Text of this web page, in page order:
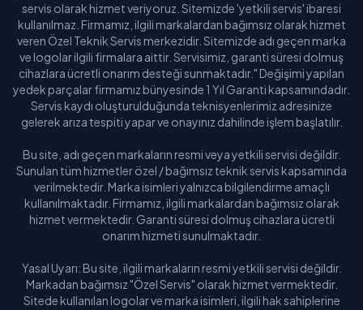
servis olarak hizmet veriyoruz. Sitemizde 'yetkili servis' ibaresi
kullanılmaz. Firmamız, ilgili markalardan bağımsız olarak hizmet
veren Özel Teknik Servis merkezidir. Sitemizde adı geçen marka
ve logolar ilgili firmalara aittir. Servisimiz, garanti süresi dolmuş
cihazlara ücretli onarım desteği sunmaktadır." Değişimi yapılan
yedek parçalar firmamız bünyesinde 1 Yıl Garanti kapsamındadır.
Servis kaydı oluşturulduğunda teknisyenlerimiz adresinize
gelerek arıza tespiti yapar ve onayınız dahilinde işlem başlatılır.
Bu site, adı geçen markaların resmi veya yetkili servisi değildir.
Sunulan tüm hizmetler özel / bağımsız teknik servis kapsamında
verilmektedir. Marka isimleri yalnızca bilgilendirme amaçlı
kullanılmaktadır. Firmamız, ilgili markalardan bağımsız olarak
hizmet vermektedir. Garanti süresi dolmuş cihazlara ücretli
onarım hizmeti sunulmaktadır.
Yasal Uyarı: Bu site, ilgili markaların resmi yetkili servisi değildir.
Markadan bağımsız "Özel Servis" olarak hizmet vermektedir.
Sitede kullanılan logolar ve marka isimleri, ilgili hak sahiplerine